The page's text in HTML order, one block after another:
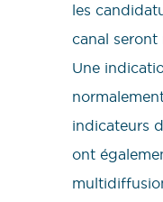
les
canal seront
Une
indicateurs
ont